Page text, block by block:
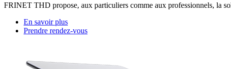
FRINET THD propose, aux particuliers comme aux professionnels, la
En savoir plus
Prendre rendez-vous